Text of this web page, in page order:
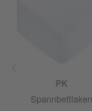
PK
Spannbettlaken